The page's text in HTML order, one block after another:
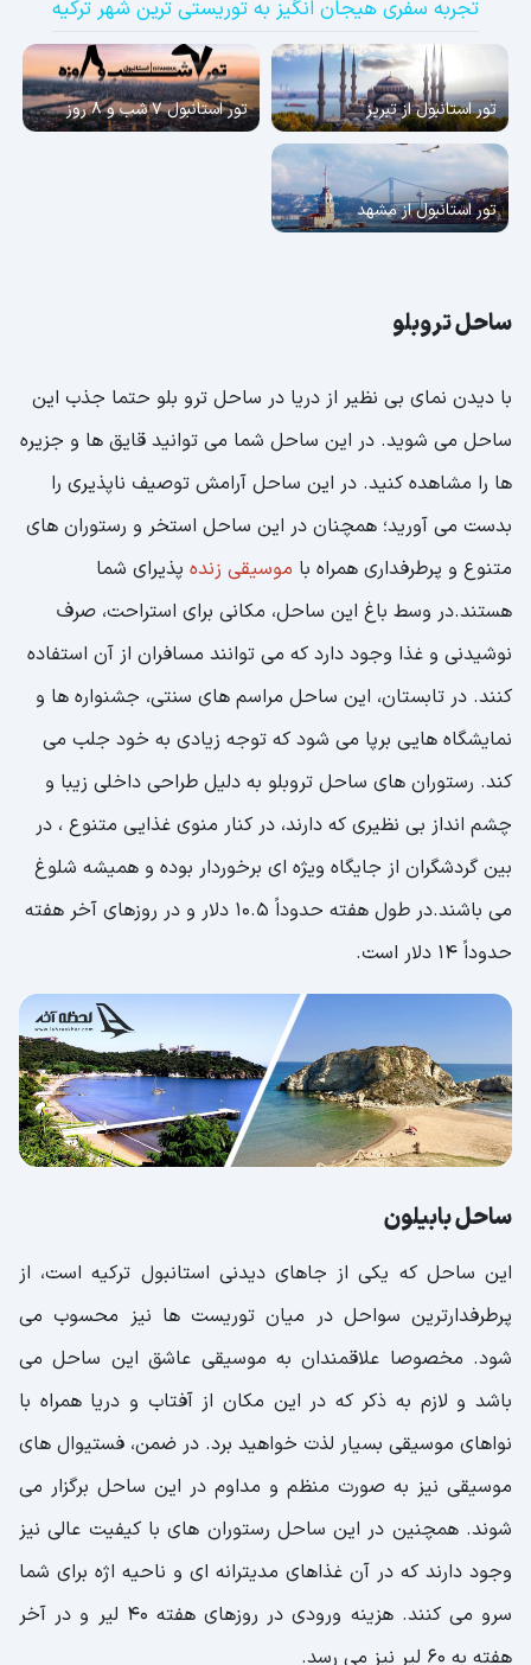
تجربه سفری هیجان انگیز به توریستی ترین شهر ترکیه
تور استانبول از تبریز تور استانبول 7 شب و 8 روز
تور استانبول از مشهد
ساحل تروبلو
با دیدن نمای بی نظیر از دریا در ساحل ترو بلو حتما جذب این
ساحل می شوید. در این ساحل شما می توانید قایق ها و جزیره
ها را مشاهده کنید. در این ساحل آرامش توصیف ناپذیری را
بدست می آورید؛ همچنان در این ساحل استخر و رستوران های
متنوع و پرطرفداری همراه با موسیقی زنده پذیرای شما
هستند.در وسط باغ این ساحل، مکانی برای استراحت، صرف
نوشیدنی و غذا وجود دارد که می توانند مسافران از آن استفاده
کنند. در تابستان، این ساحل مراسم های سنتی، جشنواره ها و
نمایشگاه هایی برپا می شود که توجه زیادی به خود جلب می
کند. رستوران های ساحل تروبلو به دلیل طراحی داخلی زیبا و
چشم انداز بی نظیری که دارند، در کنار منوی غذایی متنوع ، در
بین گردشگران از جایگاه ویژه ای برخوردار بوده و همیشه شلوغ
می باشند.در طول هفته حدوداً 10.5 دلار و در روزهای آخر هفته
حدوداً 14 دلار است.
ساحل بابیلون
این ساحل که یکی از جاهای دیدنی استانبول ترکیه است، از
پرطرفدارترین سواحل در میان توریست ها نیز محسوب می
شود. مخصوصا‌ علاقمندان به موسیقی عاشق این ساحل می
باشد و لازم به ذکر که در این مکان از آفتاب و دریا همراه با
نواهای موسیقی بسیار لذت خواهید برد. در ضمن، فستیوال‌ های
موسیقی نیز به صورت منظم و مداوم در این ساحل برگزار می
شوند. همچنین در این ساحل رستوران های با کیفیت عالی نیز
وجود دارند که در آن غذاهای مدیترانه ‌ای و ناحیه اژه برای شما
سرو می کنند. هزینه ورودی در روزهای هفته ۴۰ لیر و در آخر
هفته به ۶۰ لیر نیز می رسد.